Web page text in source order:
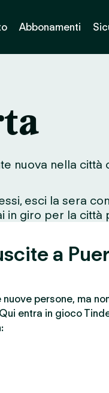
Abbonamenti
nuova nella
esci la sera
giro per la
a
persone, ma
entra in gioco